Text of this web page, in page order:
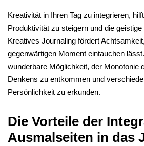
Kreativität in Ihren Tag zu integrieren,
Produktivität zu steigern und die
Kreatives Journaling fördert
gegenwärtigen Moment eintauchen
wunderbare Möglichkeit, der Monotonie
Denkens zu entkommen und
Persönlichkeit zu erkunden.
Die Vorteile der
Ausmalseiten in das